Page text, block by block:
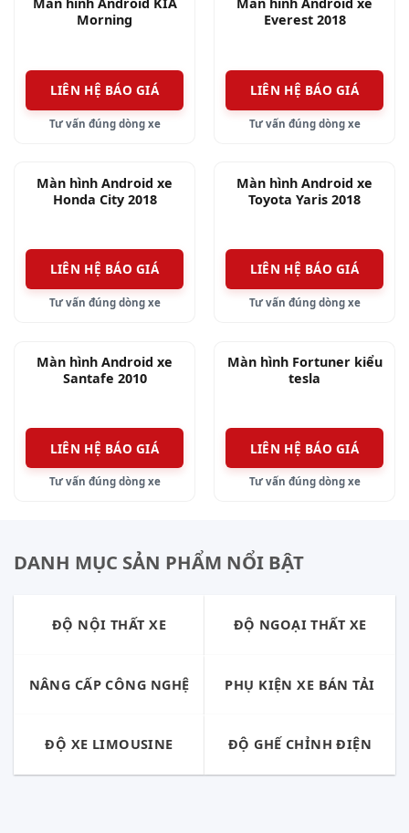
Morning
LIÊN HỆ BÁO GIÁ
Tư vấn đúng dòng xe
Everest 2018
LIÊN HỆ BÁO GIÁ
Tư vấn đúng dòng xe
Màn hình Android xe
Honda City 2018
LIÊN HỆ BÁO GIÁ
Tư vấn đúng dòng xe
Màn hình Android xe
Toyota Yaris 2018
LIÊN HỆ BÁO GIÁ
Tư vấn đúng dòng xe
Màn hình Android xe
Santafe 2010
LIÊN HỆ BÁO GIÁ
Tư vấn đúng dòng xe
Màn hình Fortuner kiểu
tesla
LIÊN HỆ BÁO GIÁ
Tư vấn đúng dòng xe
DANH MỤC SẢN PHẨM NỔI BẬT
ĐỘ NỘI THẤT XE ĐỘ NGOẠI THẤT XE
NÂNG CẤP CÔNG NGHỆ PHỤ KIỆN XE BÁN TẢI
ĐỘ XE LIMOUSINE ĐỘ GHẾ CHỈNH ĐIỆN